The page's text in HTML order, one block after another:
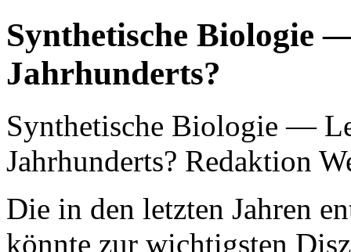
Synthetische Biologie
Jahrhunderts?
Synthetische Biologie —
Jahrhunderts? Redaktion
Die in den letzten Jahren
könnte zur wichtigsten